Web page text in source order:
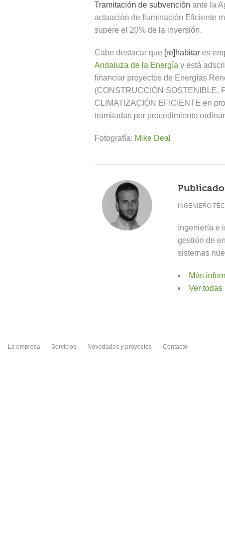
Tramitación de subvención ante la
actuación de Iluminación Eficiente
supere el 20% de la inversión.
Cabe destacar que [re]habitar es
Andaluza de la Energía y está
financiar proyectos de Energías
(CONSTRUCCIÓN SOSTENIBLE,
CLIMATIZACIÓN EFICIENTE en
tramitadas por procedimiento
Fotografía: Mike Deal
INGENIERO
Ingeniería e
gestión de
sistemas
Más
Ver todas
La empresa Servicios Novedades y proyectos Contacto